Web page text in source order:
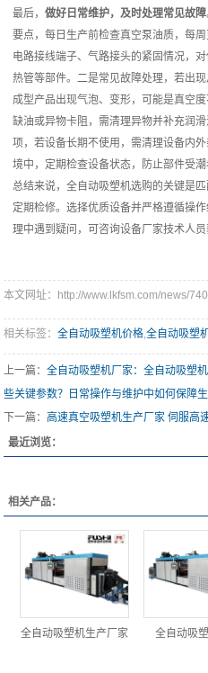
最后， 做好日常维护，及时处理常见故障
要点，每日生产前检查真空泵油质，每
电路接线端子、气路接头的紧固情况，
热管等部件。二是常见故障处理，若出
成型产品出现气泡、变形，可能是真空
缺油或异物卡阻，需清理异物并补充润
项，若设备长期不使用，需清理设备内
境中，定期检查设备状态，防止部件受潮
总结来说，全自动吸塑机选购的关键是
定期检修。选择优质设备并严格遵循操
理中遇到疑问，可咨询设备厂家技术人员
本文网址：http://www.lkfsm.com/news/
相关标签： 全自动吸塑机价格,全自动吸塑
上一篇： 全自动吸塑机厂家：全自动吸塑
些关键参数？日常操作与维护中如何保障
下一篇：
高速真空吸塑机生产厂家 伺服高
最近浏览：
相关产品：
全自动吸塑机生产厂家 全自动吸